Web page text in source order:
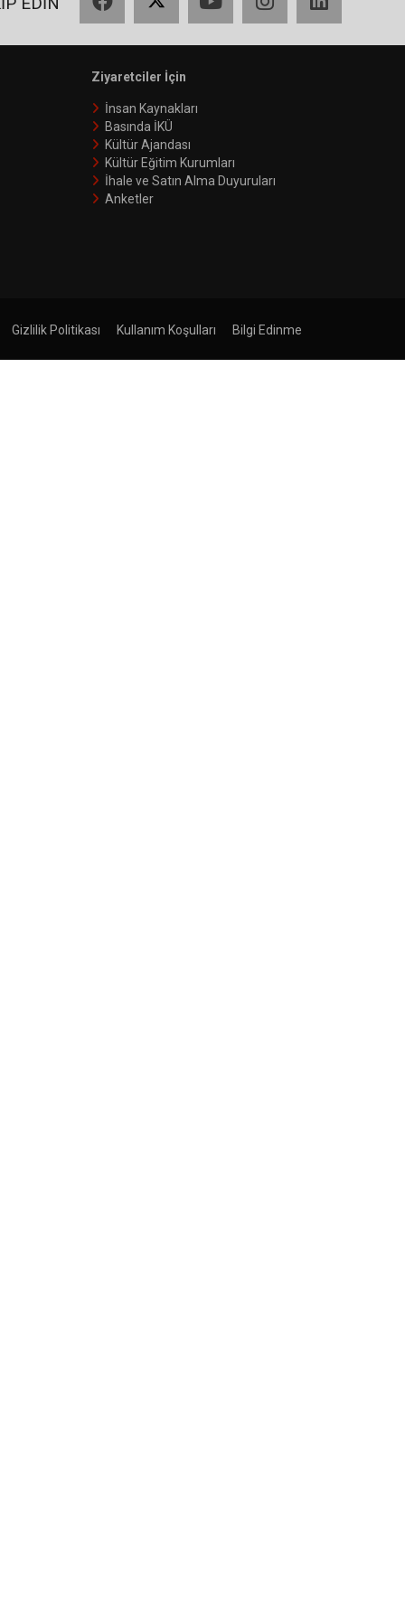
Ziyaretciler İçin
İnsan Kaynakları
Basında İKÜ
Kültür Ajandası
Kültür Eğitim Kurumları
İhale ve Satın Alma Duyuruları
Anketler
Gizlilik Politikası Kullanım Koşulları Bilgi Edinme